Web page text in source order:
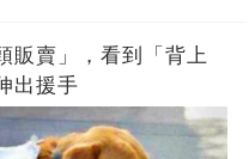
販賣」，看到「背上
出援手